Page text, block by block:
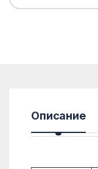
Описание